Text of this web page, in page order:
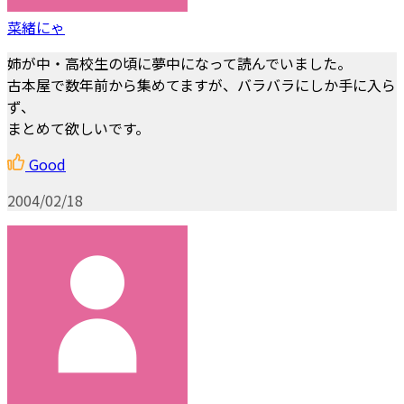
菜緒にゃ
姉が中・高校生の頃に夢中になって読んでいました。
古本屋で数年前から集めてますが、バラバラにしか手に入ら
ず、
まとめて欲しいです。
Good
2004/02/18